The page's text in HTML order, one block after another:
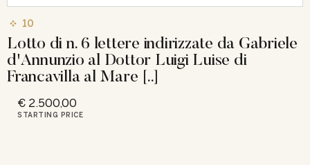
10
Lotto di n. 6 lettere indirizzate da Gabriele
d'Annunzio al Dottor Luigi Luise di
Francavilla al Mare [..]
€ 2.500,00
STARTING PRICE